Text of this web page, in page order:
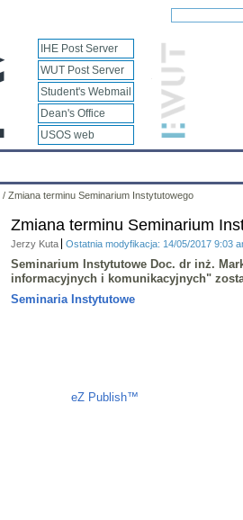
IHE Post Server
WUT Post Server
Student's Webmail
Dean's Office
USOS web
/ Zmiana terminu Seminarium Instytutowego
Zmiana terminu Seminarium
Jerzy Kuta Ostatnia modyfikacja: 14/05/2017 9:03
Seminarium Instytutowe Doc. dr inż.
informacyjnych i komunikacyjnych"
Seminaria Instytutowe
eZ Publish™